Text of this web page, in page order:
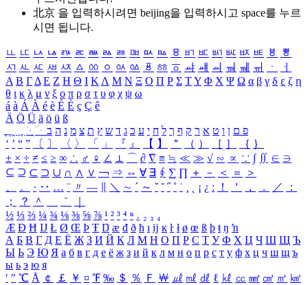
北京 을 입력하시려면 beijing을 입력하시고 space를 누르
시면 됩니다.
ㅥ ㅦ ㅧ ㅨ ㅩ ㅪ ㅫ ㅬ ㅭ ㅮ ㅯ ㅰ ㅱ ㅲ ㅳ ㅴ ㅵ ㅶ ㅷ ㅸ
ㅹ
ㅺ ㅻ ㅼ ㅽ ㅾ ㅿ ㆀ ㆁ ㆂ ㆃ ㆄ ㆅ ㆆ ㆇ ㆈ ㆉ ㆊ ㆋ ㆌ ㆍ
ㆎ
Α Β ΓΔ Ε Ζ Η Θ Ι ΚΛ Μ Ν Ξ Ο Π Ρ Σ ΤΥ Φ Χ Ψ Ω α β γ δ ε ζ η
θ ι κ λ μ ν ξ ο π ρ σ τ υ φ χ ψ ω
á à Á À é è É È ç Ç ê
Ä Ö Ü ä ö ü ß
ִֶֹ ֻּ ׁׂ פ ם ן ו ט א ר ק ף ך ל ח י ע כ ג ד ש ץ ת צ מ נ ה ב
‘ ’ “ ” 〔 〕 〈 〉 「 」 『 』 【 】 ＂ （ ） ［ ］ ｛ ｝
± × ÷ ≠ ≤ ≥ ∞ ∴ ♂ ♀ ∠ ⊥ ⌒ ∂ ∇ ≡ ≒ ≪ ≫ √ ∽ ∝ ∵ ∫ ∬ ∈ ∋
⊆ ⊇ ⊂ ⊃ ∪ ∩ ∧ ∨ ￢ ⇒ ⇔ ∀ ∃ ∮ ∑ ∏ ＋ － ＜ ＝
＞
、
。 · ‥ … ¨ 〃 ― ＼ ∼ ´ ～ ˇ ˘ ˝ ˚ ˙ ¸ ¡ ¿ ː ！ ＇ ， ． ／
：
；
？ ＾ ｀
½ ⅓ ⅔ ¼ ¾ ⅛ ⅜ ⅝ ⅞ ¹ ² ³ ⁴ ⁿ ₁ ₂ ₃ ₄
Æ Ð Ħ Ĳ Ł Ø Œ Þ Ŧ Ŋ æ đ ð ħ ı ĳ ĸ ŀ ł ø œ ß þ ŧ ŋ ŉ
А Б В Г Д Е Ё Ж З И Й К Л М Н О П Р С Т У Ф Х Ц Ч Ш Щ Ъ
Ы Ь Э Ю Я а б в г д е ё ж з и й к л м н о п р с т у ф х ц ч ш щ ъ
ы ь э ю я
′ ″ ℃ Å ￠ ￡ ￥ ¤ ℉ ‰ ＄ ％ Ｆ ￦ ㎕ ㎖ ㎗ ℓ ㎘ ㏄ ㎣ ㎤ ㎥ ㎦